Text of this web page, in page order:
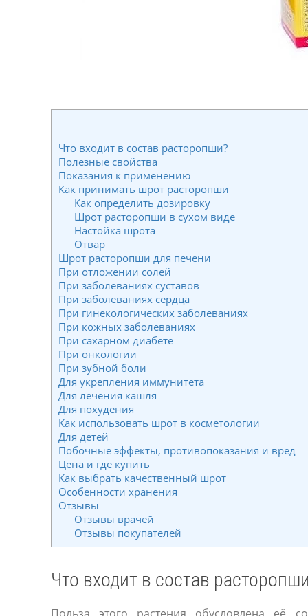
Что входит в состав расторопши?
Полезные свойства
Показания к применению
Как принимать шрот расторопши
Как определить дозировку
Шрот расторопши в сухом виде
Настойка шрота
Отвар
Шрот расторопши для печени
При отложении солей
При заболеваниях суставов
При заболеваниях сердца
При гинекологических заболеваниях
При кожных заболеваниях
При сахарном диабете
При онкологии
При зубной боли
Для укрепления иммунитета
Для лечения кашля
Для похудения
Как использовать шрот в косметологии
Для детей
Побочные эффекты, противопоказания и вред
Цена и где купить
Как выбрать качественный шрот
Особенности хранения
Отзывы
Отзывы врачей
Отзывы покупателей
Что входит в состав
Польза этого растения обусловлена её